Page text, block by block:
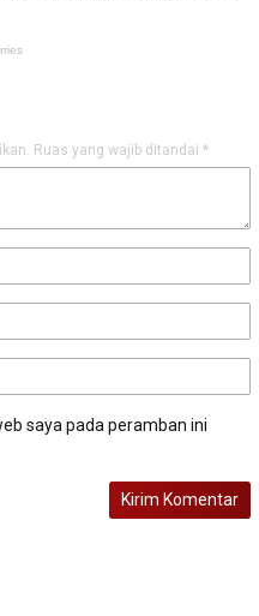
Ruas yang wajib ditandai *
saya pada peramban ini